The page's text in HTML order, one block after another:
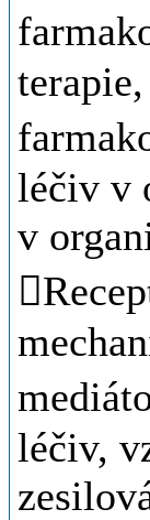
léčiv v
v
léčiv,